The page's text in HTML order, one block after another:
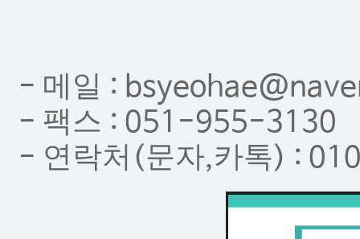
- 메일 :
- 팩스 : 051-955-3130
- 연락처 (문자,카톡) :